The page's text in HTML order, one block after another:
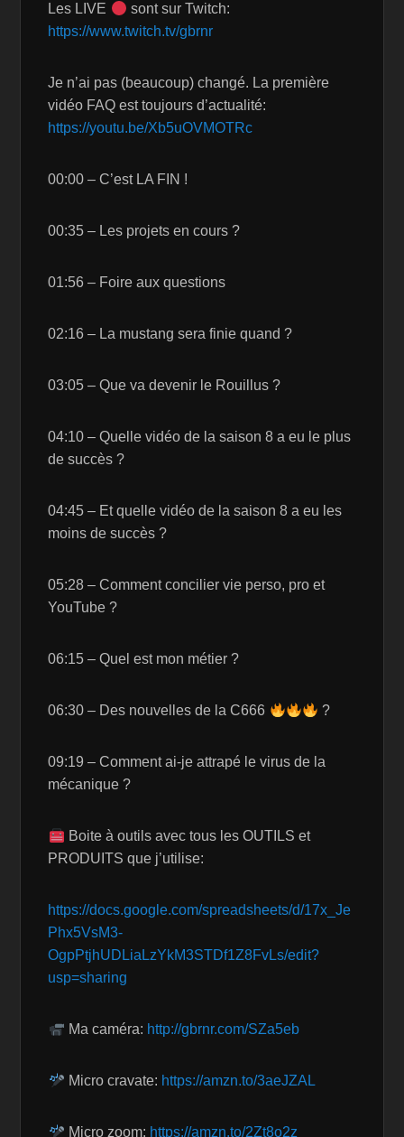
Les LIVE
sont sur Twitch:
https://www.twitch.tv/gbrnr
Je n’ai pas (beaucoup) changé. La première
vidéo FAQ est toujours d’actualité:
https://youtu.be/Xb5uOVMOTRc
00:00 – C’est LA FIN !
00:35 – Les projets en cours ?
01:56 – Foire aux questions
02:16 – La mustang sera finie quand ?
03:05 – Que va devenir le Rouillus ?
04:10 – Quelle vidéo de la saison 8 a eu le plus
de succès ?
04:45 – Et quelle vidéo de la saison 8 a eu les
moins de succès ?
05:28 – Comment concilier vie perso, pro et
YouTube ?
06:15 – Quel est mon métier ?
06:30 – Des nouvelles de la C666 ?
09:19 – Comment ai-je attrapé le virus de la
mécanique ?
Boite à outils avec tous les OUTILS et
PRODUITS que j’utilise:
https://docs.google.com/spreadsheets/d/17x_Je
Phx5VsM3-
OgpPtjhUDLiaLzYkM3STDf1Z8FvLs/edit?
usp=sharing
Ma caméra: http://gbrnr.com/SZa5eb
Micro cravate: https://amzn.to/3aeJZAL
Micro zoom: https://amzn.to/2Zt8o2z